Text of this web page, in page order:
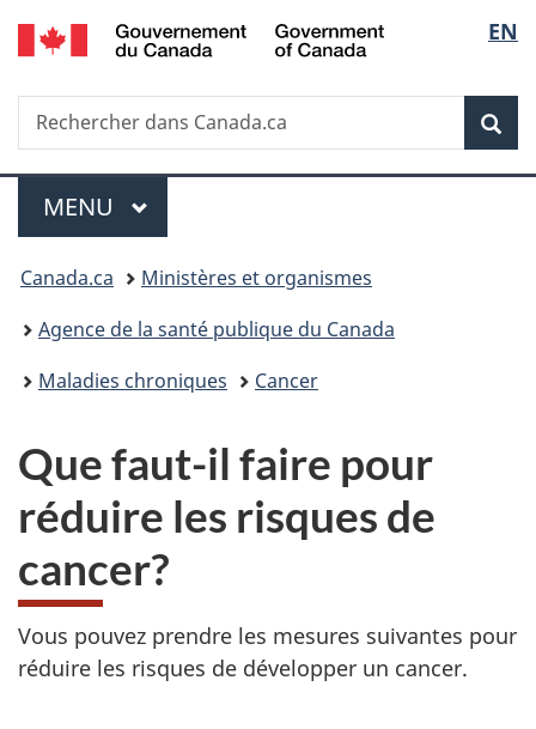
Passer
au
principal
Passer
à
Au
du
Passer
à
version
simplifiée
de
la
EN
Recherche
Rechercher
dans
Menu
MENU PRINCIPAL
Vous
êtes
ici :
Canada.ca
Ministères et organismes
Agence de la santé publique du Canada
Maladies chroniques
Cancer
Que faut-il faire pour
réduire les risques de
cancer?
Vous pouvez prendre les mesures suivantes pour
réduire les risques de développer un cancer.